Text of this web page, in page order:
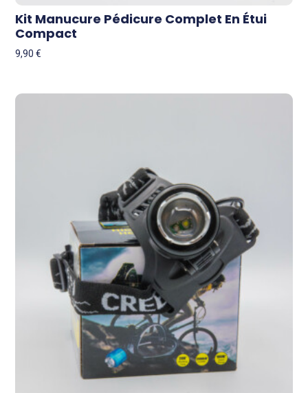
Kit Manucure Pédicure Complet En Étui
Compact
9,90€